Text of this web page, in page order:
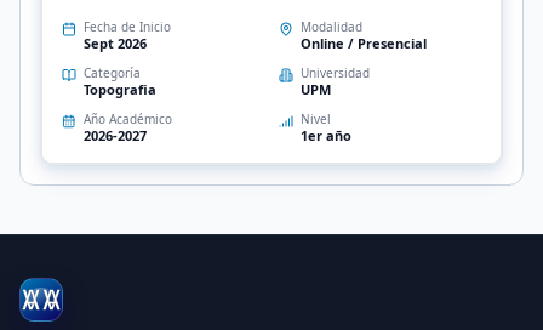
Fecha de Inicio
Sept 2026
Modalidad
Online / Presencial
Categoría
Topografia
Universidad
UPM
Año Académico
2026-2027
Nivel
1er año